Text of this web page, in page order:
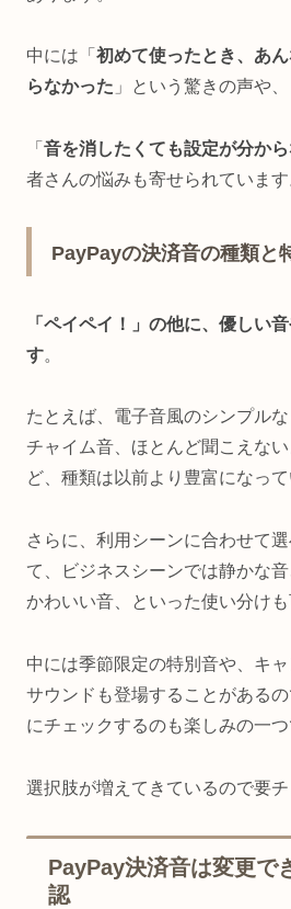
中には「 初めて使ったとき、あ
らなかった 」という驚きの声や、
「 音を消したくても設定が分か
者さんの悩みも寄せられています
PayPayの決済音の種類と
「ペイペイ！」の他に、優しい
す。
たとえば、電子音風のシンプル
チャイム音、ほとんど聞こえな
ど、種類は以前より豊富になって
さらに、利用シーンに合わせて
て、ビジネスシーンでは静かな
かわいい音、といった使い分けも
中には季節限定の特別音や、キ
サウンドも登場することがある
にチェックするのも楽しみの一つ
選択肢が増えてきているので要チ
PayPay決済音は変更で
認